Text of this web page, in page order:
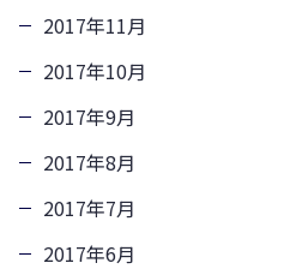
2017年11月
2017年10月
2017年9月
2017年8月
2017年7月
2017年6月